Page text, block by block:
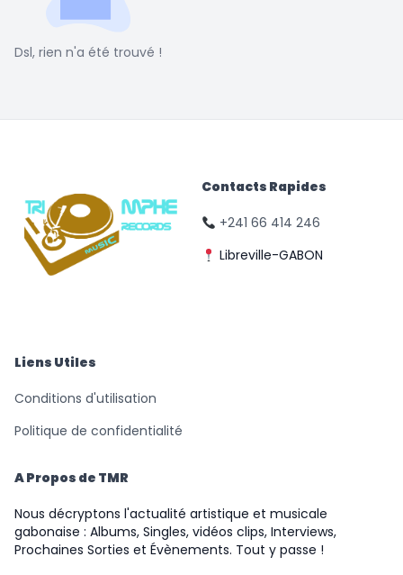
Dsl, rien n'a été trouvé !
Contacts Rapides
+241 66 414 246
Libreville-GABON
Liens Utiles
Conditions d'utilisation
Politique de confidentialité
A Propos de TMR
Nous décryptons l'actualité artistique et musicale
gabonaise : Albums, Singles, vidéos clips, Interviews,
Prochaines Sorties et Évènements. Tout y passe !